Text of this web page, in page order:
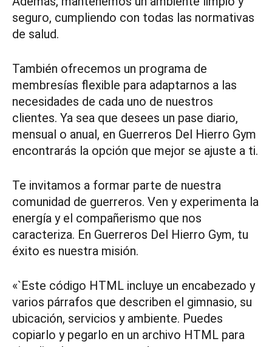
seguro, cumpliendo con todas las normativas
de salud.
También ofrecemos un programa de
membresías flexible para adaptarnos a las
necesidades de cada uno de nuestros
clientes. Ya sea que desees un pase diario,
mensual o anual, en Guerreros Del Hierro Gym
encontrarás la opción que mejor se ajuste a ti.
Te invitamos a formar parte de nuestra
comunidad de guerreros. Ven y experimenta la
energía y el compañerismo que nos
caracteriza. En Guerreros Del Hierro Gym, tu
éxito es nuestra misión.
«`Este código HTML incluye un encabezado y
varios párrafos que describen el gimnasio, su
ubicación, servicios y ambiente. Puedes
copiarlo y pegarlo en un archivo HTML para